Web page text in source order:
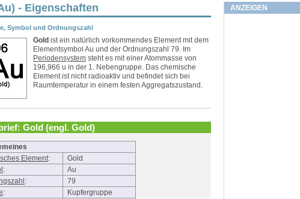
- Eigenschaften
Symbol und Ordnungszahl
Gold ist ein natürlich vorkommendes Element mit dem
Elementsymbol Au und der Ordnungszahl 79. Im
Periodensystem steht es mit einer Atommasse von
196,966 u in der 1. Nebengruppe. Das chemische
Element ist nicht radioaktiv und befindet sich bei
Raumtemperatur in einem festen Aggregatszustand.
Gold (engl. Gold)
Element:
Gold
:
Au
:
79
:
Kupfergruppe
ANZEIGEN